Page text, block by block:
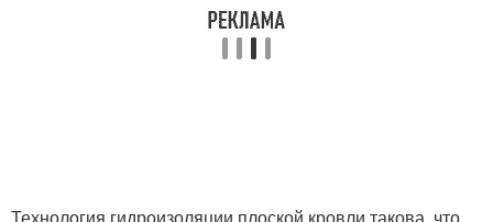
Технология гидроизоляции плоской кровли такова, что,